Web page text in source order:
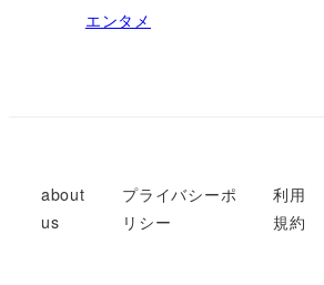
エンタメ
about
us
プライバシーポ
リシー
利用
規約